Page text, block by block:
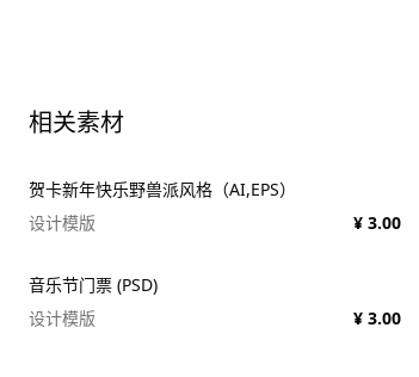
相关素材
贺卡新年快乐野兽派风格（AI,EPS）
设计模版
¥ 3.00
音乐节门票 (PSD)
设计模版
¥ 3.00